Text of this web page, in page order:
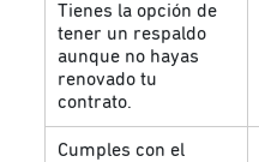
Tienes la opción de
tener un respaldo
aunque no hayas
renovado tu
contrato.
Cumples con el